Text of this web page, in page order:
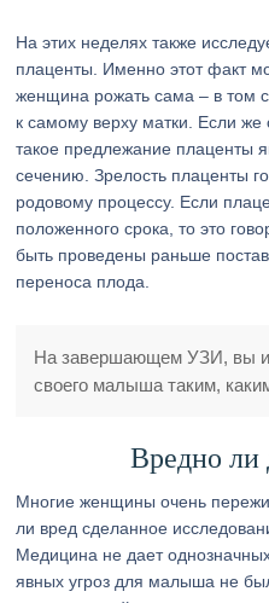
На этих неделях также
плаценты. Именно этот факт
женщина рожать сама – в том
к самому верху матки. Если
такое предлежание плаценты
сечению. Зрелость плаценты
родовому процессу. Если
положенного срока, то это
быть проведены раньше
переноса плода.
На завершающем УЗИ, вы
своего малыша таким,
Вредно ли
Многие женщины очень
ли вред сделанное
Медицина не дает
явных угроз для малыша не